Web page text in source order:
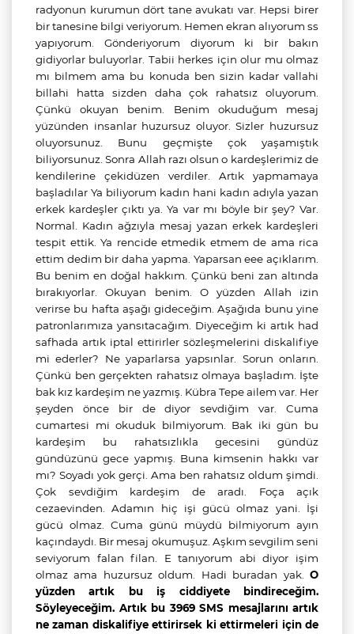
radyonun kurumun dört tane avukatı var. Hepsi birer
bir tanesine bilgi veriyorum. Hemen ekran alıyorum ss
yapıyorum. Gönderiyorum diyorum ki bir bakın
gidiyorlar buluyorlar. Tabii herkes için olur mu olmaz
mı bilmem ama bu konuda ben sizin kadar vallahi
billahi hatta sizden daha çok rahatsız oluyorum.
Çünkü okuyan benim. Benim okuduğum mesaj
yüzünden insanlar huzursuz oluyor. Sizler huzursuz
oluyorsunuz. Bunu geçmişte çok yaşamıştık
biliyorsunuz. Sonra Allah razı olsun o kardeşlerimiz de
kendilerine çekidüzen verdiler. Artık yapmamaya
başladılar Ya biliyorum kadın hani kadın adıyla yazan
erkek kardeşler çıktı ya. Ya var mı böyle bir şey? Var.
Normal. Kadın ağzıyla mesaj yazan erkek kardeşleri
tespit ettik. Ya rencide etmedik etmem de ama rica
ettim dedim bir daha yapma. Yaparsan eee açıklarım.
Bu benim en doğal hakkım. Çünkü beni zan altında
bırakıyorlar. Okuyan benim. O yüzden Allah izin
verirse bu hafta aşağı gideceğim. Aşağıda bunu yine
patronlarımıza yansıtacağım. Diyeceğim ki artık had
safhada artık iptal ettirirler sözleşmelerini diskalifiye
mi ederler? Ne yaparlarsa yapsınlar. Sorun onların.
Çünkü ben gerçekten rahatsız olmaya başladım. İşte
bak kız kardeşim ne yazmış. Kübra Tepe ailem var. Her
şeyden önce bir de diyor sevdiğim var. Cuma
cumartesi mi okuduk bilmiyorum. Bak iki gün bu
kardeşim bu rahatsızlıkla gecesini gündüz
gündüzünü gece yapmış. Buna kimsenin hakkı var
mı? Soyadı yok gerçi. Ama ben rahatsız oldum şimdi.
Çok sevdiğim kardeşim de aradı. Foça açık
cezaevinden. Adamın hiç işi gücü olmaz yani. İşi
gücü olmaz. Cuma günü müydü bilmiyorum ayın
kaçındaydı. Bir mesaj okumuşuz. Aşkım sevgilim seni
seviyorum falan filan. E tanıyorum abi diyor işim
olmaz ama huzursuz oldum. Hadi buradan yak. O
yüzden artık bu iş ciddiyete bindireceğim.
Söyleyeceğim. Artık bu 3969 SMS mesajlarını artık
ne zaman diskalifiye ettirirsek ki ettirmeleri için de